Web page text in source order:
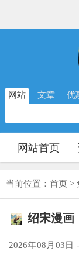
网站 文章 优
网站首页
当前位置： 首页 >
绍宋漫画
2026年08月03日